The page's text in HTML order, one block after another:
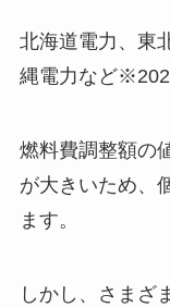
北海道電力、東
縄電力など
燃料費調整額の
が大きいため、
ます。
しかし、さまざ